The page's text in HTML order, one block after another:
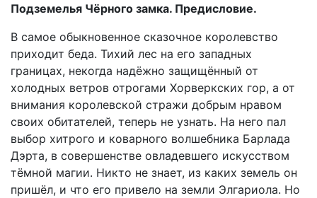
Подземелья Чёрного замка. Предисловие.
В самое обыкновенное сказочное королевство
приходит беда. Тихий лес на его западных
границах, некогда надёжно защищённый от
холодных ветров отрогами Хорверкских гор, а от
внимания королевской стражи добрым нравом
своих обитателей, теперь не узнать. На него пал
выбор хитрого и коварного волшебника Барлада
Дэрта, в совершенстве овладевшего искусством
тёмной магии. Никто не знает, из каких земель он
пришёл, и что его привело на земли Элгариола. Но